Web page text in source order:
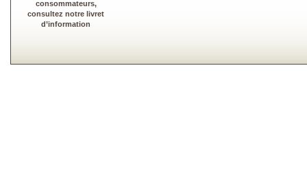
consommateurs,
consultez notre livret
d’information